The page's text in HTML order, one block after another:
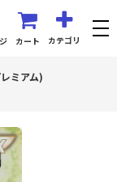
カート カテゴリ
ミアム)